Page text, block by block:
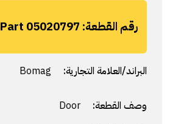
رقم القطعة: Part 05020797
البراند/العلامة التجارية:
وصف القطعة:
Door